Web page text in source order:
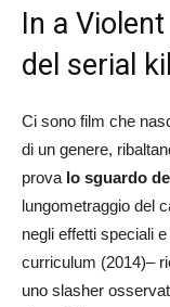
In a
del serial
Ci sono film che
di un genere,
prova lo sguardo
lungometraggio del
negli effetti speciali
curriculum (2014)–
uno slasher